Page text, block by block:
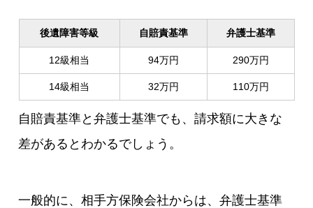
後遺障害等級 自賠責基準 弁護士基準
12級相当 94万円 290万円
14級相当 32万円 110万円
自賠責基準と弁護士基準でも、請求額に大きな
差があるとわかるでしょう。
一般的に、相手方保険会社からは、弁護士基準